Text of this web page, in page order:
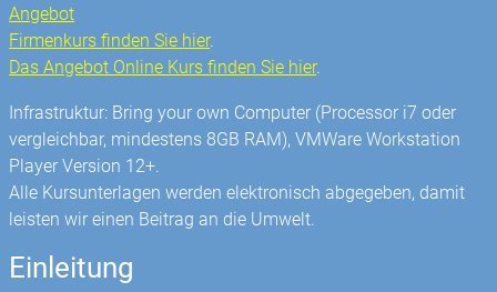
Angebot
Firmenkurs finden Sie hier.
Das Angebot Online Kurs finden Sie hier.
Infrastruktur: Bring your own Computer (Processor i7 oder
vergleichbar, mindestens 8GB RAM), VMWare Workstation
Player Version 12+.
Alle Kursunterlagen werden elektronisch abgegeben, damit
leisten wir einen Beitrag an die Umwelt.
Einleitung